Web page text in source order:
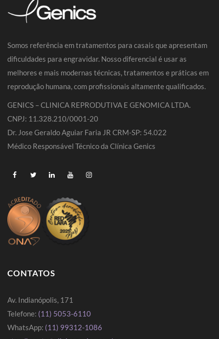
Somos referência em tratamentos para casais que apresentam
dificuldades para engravidar. Nosso diferencial é usar as
melhores e mais modernas técnicas, tratamentos e práticas em
reprodução humana, com profissionais altamente qualificados.
GENICS – CLINICA REPRODUTIVA E GENOMICA LTDA.
CNPJ: 11.328.210/0001-20
Dr. Jose Geraldo Aguiar Faria JR CRM-SP: 54.022
Médico Responsável Técnico da Clínica Genics
CONTATOS
Av. Indianópolis, 171
Telefone: (11) 5053-6110
WhatsApp: (11) 99312-1086